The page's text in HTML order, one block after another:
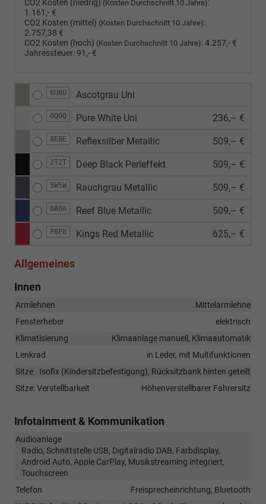
CO2 Kosten (niedrig) (Kosten Durchschnitt 10 Jahre):
1.161,- €
CO2 Kosten (mittel) (Kosten Durchschnitt 10 Jahre):
2.757,38 €
CO2 Kosten (hoch) (Kosten Durchschnitt 10 Jahre):4.257,- €
Jahressteuer: 91,- €
6U6U Ascotgrau Uni
0Q0Q Pure White Uni 236,– €
8E8E Reflexsilber Metallic 509,– €
2T2T Deep Black Perleffekt 509,– €
5W5W Rauchgrau Metallic 509,– €
0A0A Reef Blue Metallic 509,– €
P8P8 Kings Red Metallic 625,– €
Allgemeines
Innen
Armlehnen
Mittelarmlehne
Fensterheber
elektrisch
Klimatisierung
Klimaanlage manuell, Klimaautomatik
Lenkrad
in Leder, mit Multifunktionen
Sitze
Isofix (Kindersitzbefestigung), Rücksitzbank hinten geteilt
Sitze: Verstellbarkeit
Höhenverstellbarer Fahrersitz
Infotainment & Kommunikation
Audioanlage
Radio, Schnittstelle USB, Digitalradio DAB, Farbdisplay,
Android Auto, Apple CarPlay, Musikstreaming integriert,
Touchscreen
Telefon
Freisprecheinrichtung, Bluetooth